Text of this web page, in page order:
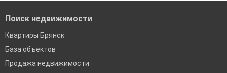
Поиск недвижимости
Квартиры Брянск
База объектов
Продажа недвижимости